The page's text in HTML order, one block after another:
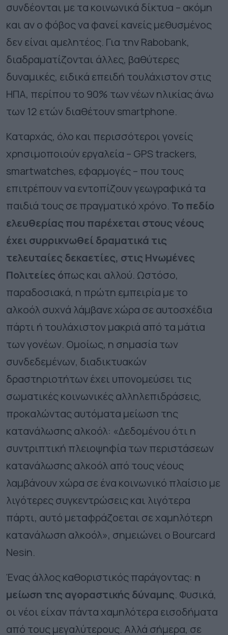
συνδέονται με τα κοινωνικά δίκτυα – ακόμη
και αν ο φόβος να φανεί κανείς μεθυσμένος
δεν είναι αμελητέος. Για την Rabobank,
διαδραματίζονται άλλες, βαθύτερες
δυναμικές, ειδικά επειδή τουλάχιστον στις
ΗΠΑ, περίπου το 90% των νέων ηλικίας άνω
των 12 ετών διαθέτουν smartphone.
Καταρχάς, όλο και περισσότεροι γονείς
χρησιμοποιούν εργαλεία – GPS trackers,
smartwatches, εφαρμογές – που τους
επιτρέπουν να εντοπίζουν γεωγραφικά τα
παιδιά τους σε πραγματικό χρόνο. Το πεδίο
ελευθερίας που παρέχεται στους νέους
έχει συρρικνωθεί δραματικά τις
τελευταίες δεκαετίες, στις Ηνωμένες
Πολιτείες όπως και αλλού. Ωστόσο,
παραδοσιακά, η πρώτη εμπειρία με το
αλκοόλ συχνά λάμβανε χώρα σε αυτοσχέδια
πάρτι ή τουλάχιστον μακριά από τα μάτια
των γονέων. Ομοίως, η σημασία των
συνδεδεμένων, διαδικτυακών
δραστηριοτήτων έχει υπονομεύσει τις
σωματικές κοινωνικές αλληλεπιδράσεις,
προκαλώντας αυτόματα μείωση της
κατανάλωσης αλκοόλ: «Δεδομένου ότι η
συντριπτική πλειοψηφία των περιστάσεων
κατανάλωσης αλκοόλ από τους νέους
λαμβάνουν χώρα σε ένα κοινωνικό πλαίσιο με
λιγότερες συγκεντρώσεις και λιγότερα
πάρτι, αυτό μεταφράζοεται σε χαμηλότερη
κατανάλωση αλκοόλ», σημειώνει ο Bourcard
Nesin.
Ένας άλλος καθοριστικός παράγοντας: η
μείωση της αγοραστικής δύναμης. Φυσικά,
οι νέοι είχαν πάντα χαμηλότερα εισοδήματα
από τους μεγαλύτερους. Αλλά σήμερα, σε